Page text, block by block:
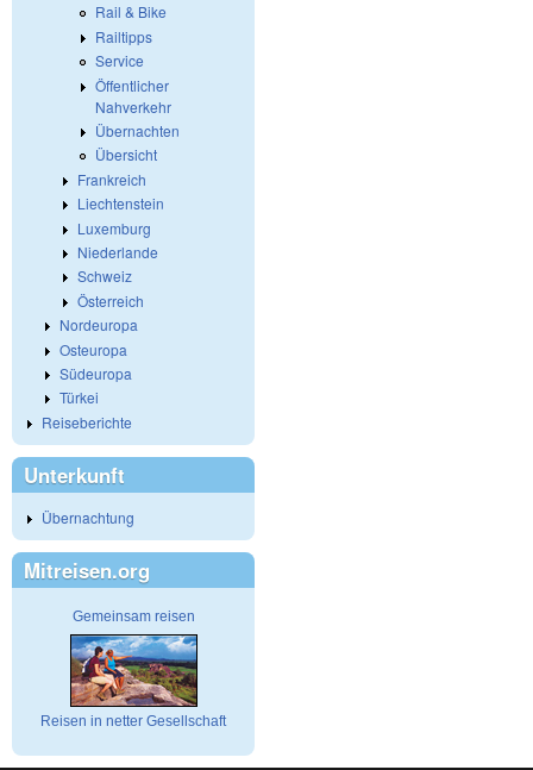
Rail & Bike
Railtipps
Service
Öffentlicher
Nahverkehr
Übernachten
Übersicht
Frankreich
Liechtenstein
Luxemburg
Niederlande
Schweiz
Österreich
Nordeuropa
Osteuropa
Südeuropa
Türkei
Reiseberichte
Unterkunft
Übernachtung
Mitreisen.org
Gemeinsam reisen
Reisen in netter Gesellschaft